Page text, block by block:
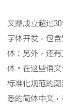
文鼎成立超过
字体开发，包
体；另外，还
体。在这些语
标准化规范的
悉的简体中文，